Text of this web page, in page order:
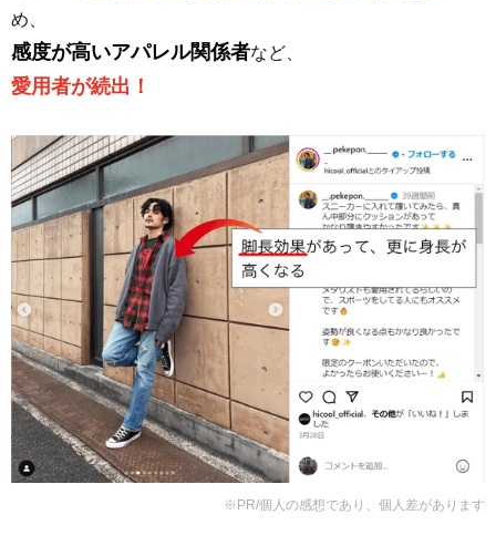
め、
感度が高いアパレル関係者など、
愛用者が続出！
※PR/個人の感想であり、個人差があります